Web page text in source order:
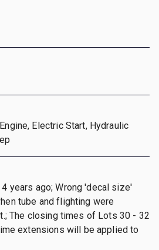
Electric Start, Hydraulic
years ago; Wrong 'decal size'
tube and flighting were
The closing times of Lots 30 - 32
extensions will be applied to